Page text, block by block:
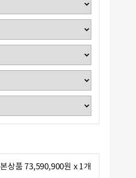
본상품 73,590,900원 x 1 개